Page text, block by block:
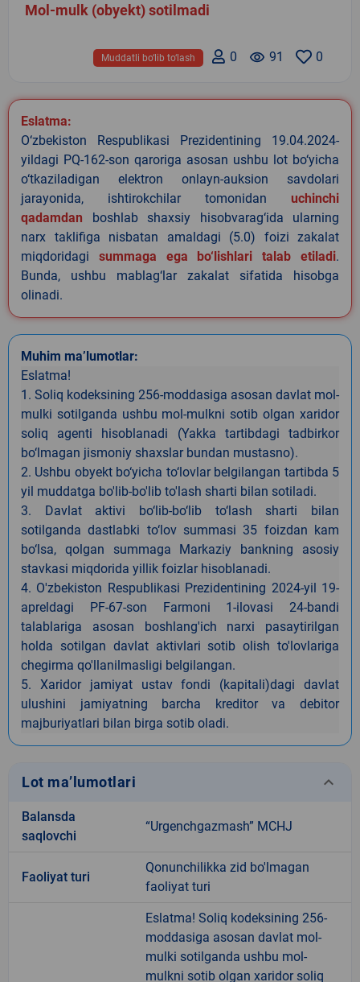
Mol-mulk (obyekt) sotilmadi
0
remove_red_eye 91
0
Muddatli bo‘lib to‘lash
Eslatma:
O‘zbekiston Respublikasi Prezidentining 19.04.2024-
yildagi PQ-162-son qaroriga asosan ushbu lot bo‘yicha
o‘tkaziladigan elektron onlayn-auksion savdolari
jarayonida, ishtirokchilar tomonidan uchinchi
qadamdan boshlab shaxsiy hisobvarag‘ida ularning
narx taklifiga nisbatan amaldagi (5.0) foizi zakalat
miqdoridagi summaga ega bo‘lishlari talab etiladi.
Bunda, ushbu mablag‘lar zakalat sifatida hisobga
olinadi.
Muhim ma’lumotlar:
Eslatma!
1. Soliq kodeksining 256-moddasiga asosan davlat mol-
mulki sotilganda ushbu mol-mulkni sotib olgan xaridor
soliq agenti hisoblanadi (Yakka tartibdagi tadbirkor
bo‘lmagan jismoniy shaxslar bundan mustasno).
2. Ushbu obyekt bo‘yicha to‘lovlar belgilangan tartibda 5
yil muddatga bo'lib-bo'lib to'lash sharti bilan sotiladi.
3. Davlat aktivi bo‘lib-bo‘lib to‘lash sharti bilan
sotilganda dastlabki to‘lov summasi 35 foizdan kam
bo‘lsa, qolgan summaga Markaziy bankning asosiy
stavkasi miqdorida yillik foizlar hisoblanadi.
4. O'zbekiston Respublikasi Prezidentining 2024-yil 19-
apreldagi PF-67-son Farmoni 1-ilovasi 24-bandi
talablariga asosan boshlang'ich narxi pasaytirilgan
holda sotilgan davlat aktivlari sotib olish to'lovlariga
chegirma qo'llanilmasligi belgilangan.
5. Xaridor jamiyat ustav fondi (kapitali)dagi davlat
ulushini jamiyatning barcha kreditor va debitor
majburiyatlari bilan birga sotib oladi.
Lot ma’lumotlari keyboard_arrow_down
Balansda
saqlovchi
“Urgenchgazmash” MCHJ
Faoliyat turi
Qonunchilikka zid bo'lmagan
faoliyat turi
Eslatma! Soliq kodeksining 256-
moddasiga asosan davlat mol-
mulki sotilganda ushbu mol-
mulkni sotib olgan xaridor soliq